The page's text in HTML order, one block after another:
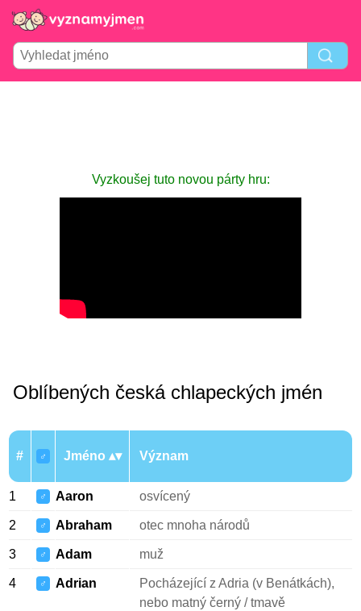
Vyzkoušej tuto novou párty hru:
Oblíbených česká chlapeckých jmén
# ♂ Jméno Význam
1 ♂ Aaron osvícený
2 ♂ Abraham otec mnoha národů
3 ♂ Adam muž
4 ♂ Adrian
Pocházející z Adria (v Benátkách),
nebo matný černý / tmavě